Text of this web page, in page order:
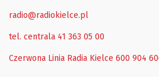
radio@radiokielce.pl
tel. centrala 41 363 05 00
Czerwona Linia Radia Kielce 600 904